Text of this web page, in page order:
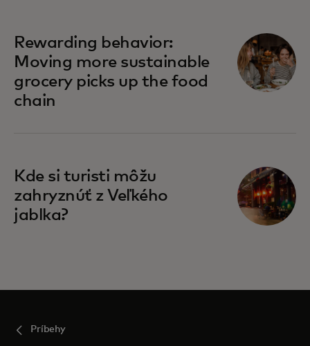
Rewarding behavior:
Moving more sustainable
grocery picks up the food
chain
Kde si turisti môžu
zahryznúť z Veľkého
jablka?
Príbehy